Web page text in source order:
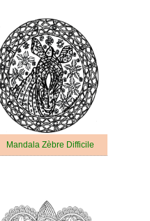
Mandala Zèbre Difficile